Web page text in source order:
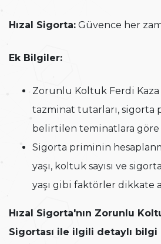
Hızal Sigorta: Güvence her
Ek Bilgiler:
Zorunlu Koltuk Ferdi Kaza
tazminat tutarları, sigorta
belirtilen teminatlara
Sigorta priminin
yaşı, koltuk sayısı ve
yaşı gibi faktörler dikkate
Hızal Sigorta'nın Zorunlu
Sigortası ile ilgili detaylı